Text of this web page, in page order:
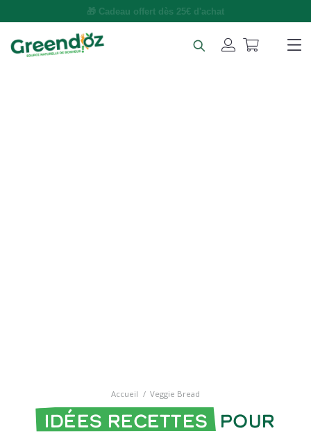
🚚 Livraison gratuite dès 49€ d'achat
Accueil / Veggie Bread
Idées recettes pour